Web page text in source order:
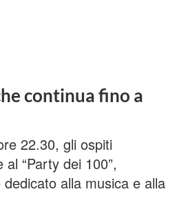
continua fino a
22.30, gli ospiti
“Party dei 100”,
alla musica e alla